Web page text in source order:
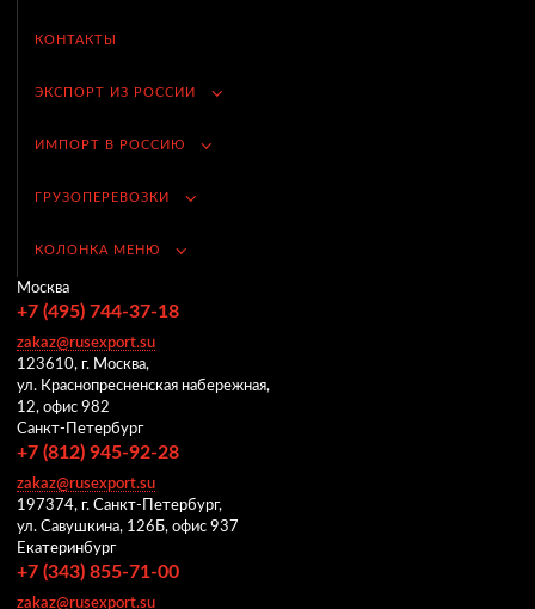
КОНТАКТЫ
ЭКСПОРТ ИЗ РОССИИ
ИМПОРТ В РОССИЮ
ГРУЗОПЕРЕВОЗКИ
КОЛОНКА МЕНЮ
Москва
+7 (495) 744-37-18
zakaz@rusexport.su
123610, г. Москва,
ул. Краснопресненская набережная,
12, офис 982
Санкт-Петербург
+7 (812) 945-92-28
zakaz@rusexport.su
197374, г. Санкт-Петербург,
ул. Савушкина, 126Б, офис 937
Екатеринбург
+7 (343) 855-71-00
zakaz@rusexport.su